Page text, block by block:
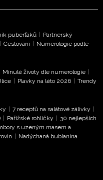
puberťáků
Partnerský
Cestování
Numerologie podle
Minulé životy dle numerologie
Plavky na léto 2026
Trendy
7 receptů na salátové zálivky
Pařížské rohlíčky
30 nejlepších
s uzeným masem a
Nadýchaná bublanina